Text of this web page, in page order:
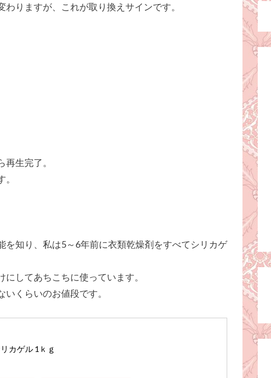
りますが、これが取り換えサインです。
生完了。
を知り、私は5～6年前に衣類乾燥剤をすべてシリカゲ
してあちこちに使っています。
くらいのお値段です。
カゲル 1ｋｇ